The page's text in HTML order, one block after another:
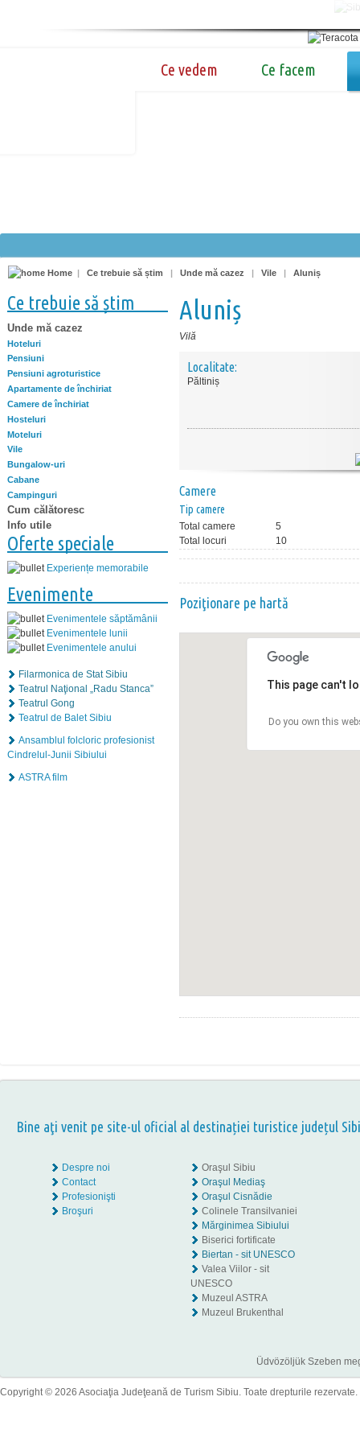
Ce vedem Ce facem
Home | Ce trebuie să știm | Unde mă cazez | Vile | Aluniș
Ce trebuie să știm
Unde mă cazez
Hoteluri
Pensiuni
Pensiuni agroturistice
Apartamente de închiriat
Camere de închiriat
Hosteluri
Moteluri
Vile
Bungalow-uri
Cabane
Campinguri
Cum călătoresc
Info utile
Oferte speciale
Experiențe memorabile
Evenimente
Evenimentele săptămânii
Evenimentele lunii
Evenimentele anului
Filarmonica de Stat Sibiu
Teatrul Naţional „Radu Stanca”
Teatrul Gong
Teatrul de Balet Sibiu
Ansamblul folcloric profesionist
Cindrelul-Junii Sibiului
ASTRA film
Aluniș
Vilă
Localitate:
Păltiniș
Camere
Tip camere
Total camere
5
Total locuri
10
Poziţionare pe hartă
This page can't
Do you own this
Bine aţi venit pe site-ul oficial al destinației turistice județul
Despre noi
Contact
Profesionişti
Broşuri
Oraşul Sibiu
Oraşul Mediaş
Oraşul Cisnădie
Colinele Transilvaniei
Mărginimea Sibiului
Biserici fortificate
Biertan - sit UNESCO
Valea Viilor - sit
UNESCO
Muzeul ASTRA
Muzeul Brukenthal
Üdvözöljük Szeben
Copyright © 2026 Asociaţia Judeţeană de Turism Sibiu. Toate drepturile rezervate.